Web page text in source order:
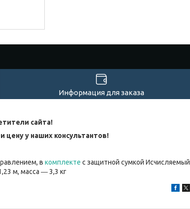
Информация для заказа
сайта!
цену у наших консультантов!
в комплекте с защитной сумкой Исчисляемый
м, масса ― 3,3 кг